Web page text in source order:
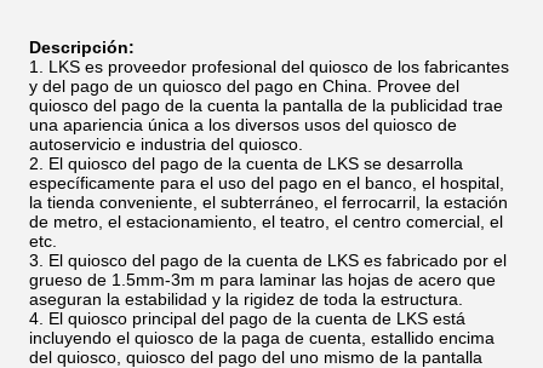
Descripción:
LKS es proveedor profesional del quiosco de los fabricantes
y del pago de un quiosco del pago en China. Provee del
quiosco del pago de la cuenta la pantalla de la publicidad trae
una apariencia única a los diversos usos del quiosco de
autoservicio e industria del quiosco.
El quiosco del pago de la cuenta de LKS se desarrolla
específicamente para el uso del pago en el banco, el hospital,
la tienda conveniente, el subterráneo, el ferrocarril, la estación
de metro, el estacionamiento, el teatro, el centro comercial, el
etc.
El quiosco del pago de la cuenta de LKS es fabricado por el
grueso de 1.5mm-3m m para laminar las hojas de acero que
aseguran la estabilidad y la rigidez de toda la estructura.
El quiosco principal del pago de la cuenta de LKS está
incluyendo el quiosco de la paga de cuenta, estallido encima
del quiosco, quiosco del pago del uno mismo de la pantalla